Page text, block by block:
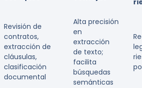
Revisión de
contratos,
extracción de
cláusulas,
clasificación
documental
Alta precisión
en
extracción
de texto;
facilita
búsquedas
semánticas